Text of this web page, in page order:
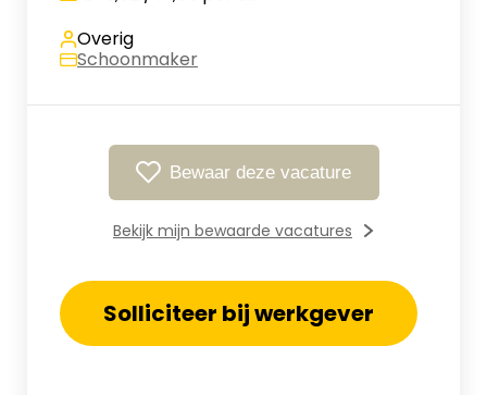
Overig
Schoonmaker
Bewaar deze vacature
Bekijk mijn bewaarde vacatures
Solliciteer bij werkgever